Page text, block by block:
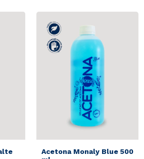
Acetona Monaly Blue 500